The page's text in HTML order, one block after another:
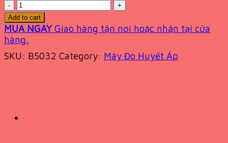
Quantity
Add to cart
MUA NGAY Giao hàng tận nơi hoặc nhận tại cửa
hàng.
SKU: B5032 Category: Máy Đo Huyết Áp